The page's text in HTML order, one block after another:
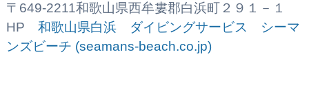
〒649-2211和歌山県西牟婁郡白浜町２９１－１
HP 和歌山県白浜 ダイビングサービス シーマ
ンズビーチ (seamans-beach.co.jp)